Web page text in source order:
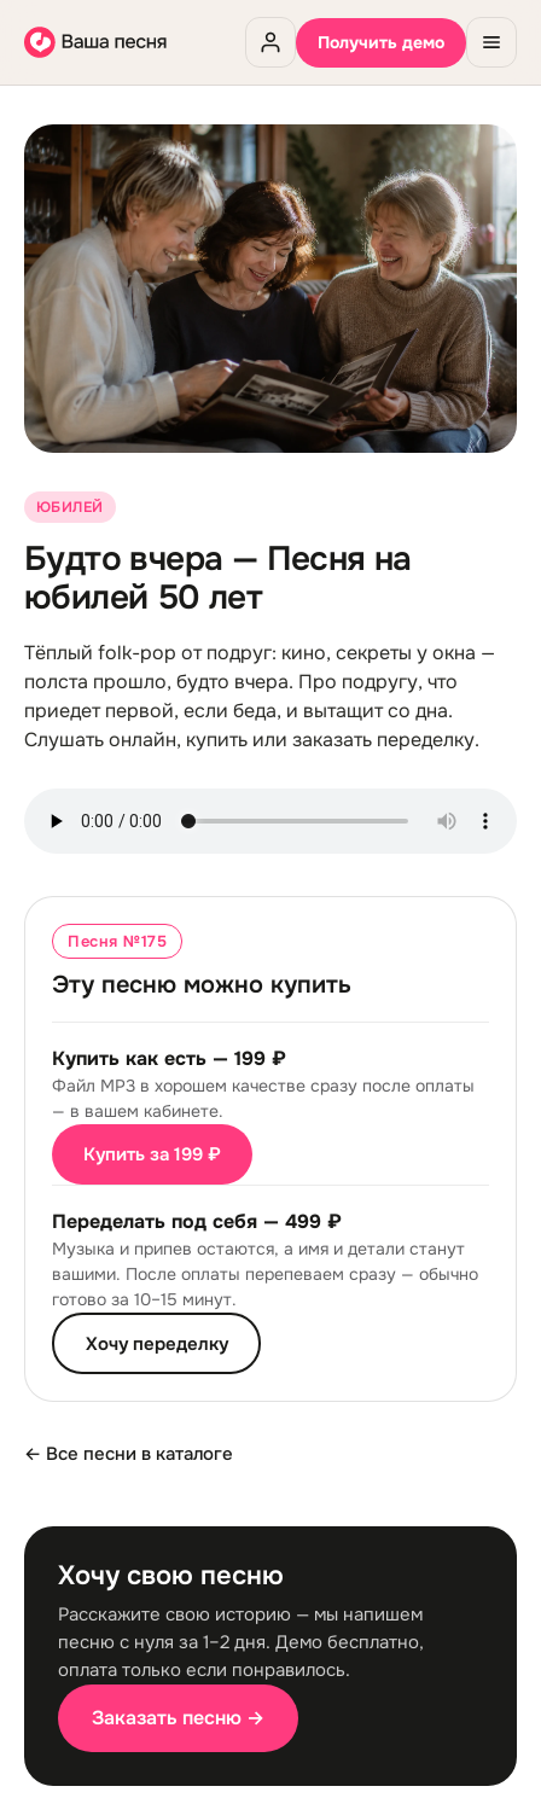
Получить демо
ЮБИЛЕЙ
Будто вчера — Песня на
юбилей 50 лет
Тёплый folk-pop от подруг: кино, секреты у окна —
полста прошло, будто вчера. Про подругу, что
приедет первой, если беда, и вытащит со дна.
Слушать онлайн, купить или заказать переделку.
Песня №175
Эту песню можно купить
Купить как есть — 199 ₽
Файл MP3 в хорошем качестве сразу после оплаты
— в вашем кабинете.
Купить за 199 ₽
Переделать под себя — 499 ₽
Музыка и припев остаются, а имя и детали станут
вашими. После оплаты перепеваем сразу — обычно
готово за 10–15 минут.
Хочу переделку
← Все песни в каталоге
Хочу свою песню
Расскажите свою историю — мы напишем
песню с нуля за 1–2 дня. Демо бесплатно,
оплата только если понравилось.
Заказать песню →